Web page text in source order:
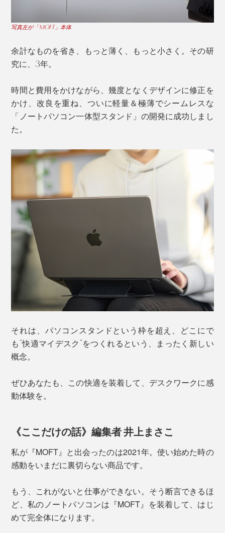
長期間貼り付けたままだと剥がす際に力が入りますが、
大事なパソコンに粘着や傷を残すことなく取り外し
そのまま別のパソコンに付け替えても、しっかり固定で
きます。
粘着面の汚れが気になる、粘着力が弱くなったと感じた
ら、ウエットシートなどで拭き取ることで復活するの
で、長くお使いいただけます。
業時にちょうどいい、15°の傾斜。少しだけ目線を上げ
たい時に嬉しい高さです。
キーボードにも絶妙な傾斜が付き、肘から手首がまっす
ぐ伸ばせるからタイピングも快適。
「ハイモード」から、中央のスタンド部に指を掛けて奥
に倒すだけでOK！
「ローモード」への切り替えも、慣れればノールックで
できちゃいます。
（※１）背面に折り畳めるsurface Bookには使用できません。
iPadに貼り付けの際はカメラレンズを除いた貼り付け可能サイズをご確認くださ
い
粘着面には「排気口穴」も搭載されており、背面に吸排
気口のあるノートパソコンにも対応しています。
写真左が「MOFT」本体
余計なものを省き、もっと薄く、もっと小さく。その研
究に、3年。
時間と費用をかけながら、幾度となくデザインに修正を
かけ、改良を重ね、ついに軽量＆極薄でシームレスな
「ノートパソコン一体型スタンド」の開発に成功しまし
た。
それは、パソコンスタンドという枠を超え、どこにで
も“快適マイデスク”をつくれるという、まったく新しい
概念。
ぜひあなたも、この快適を装着して、デスクワークに感
動体験を。
《ここだけの話》編集者 井上まさこ
私が『MOFT』と出会ったのは2021年。使い始めた時の
感動をいまだに裏切らない商品です。
もう、これがないと仕事ができない。そう断言できるほ
ど、私のノートパソコンは『MOFT』を装着して、はじ
めて完全体になります。